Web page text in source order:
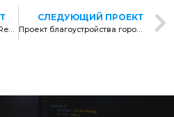
Онлайн кинотеатр и ТВ — Respect Korea
СЛЕДУЮЩИЙ ПРОЕКТ
Проект благоустройства городской среды